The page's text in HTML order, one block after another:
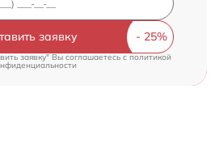
заявку
заявку" Вы соглашаетесь c политикой